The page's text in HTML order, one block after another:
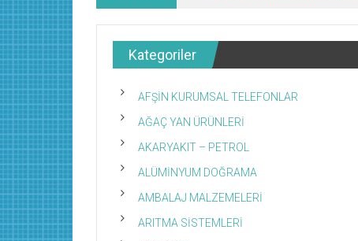
Kategoriler
AFŞİN KURUMSAL TELEFONLAR
AĞAÇ YAN ÜRÜNLERİ
AKARYAKIT – PETROL
ALÜMİNYUM DOĞRAMA
AMBALAJ MALZEMELERİ
ARITMA SİSTEMLERİ